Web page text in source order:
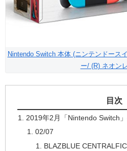
Nintendo Switch 本体 (ニンテンドース
ー/ (R) ネオン
目次
2019年2月「Nintendo Switch
02/07
BLAZBLUE